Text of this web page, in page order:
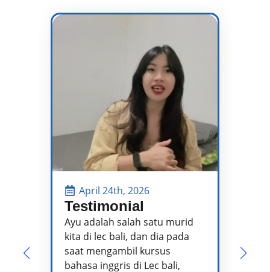
April 24th, 2026
Testimonial
Ayu adalah salah satu murid
kita di lec bali, dan dia pada
saat mengambil kursus
bahasa inggris di Lec bali,